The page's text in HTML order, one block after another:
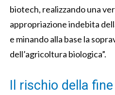
biotech, realizzando una
appropriazione indebita
e minando alla base la
dell’agricoltura biologica”.
Il rischio della